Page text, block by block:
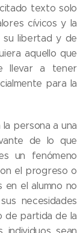
texto solo
cívicos y la
su libertad y de
aquello que
llevar a tener
para la
persona a una
de lo que
un fenómeno
el progreso o
en el alumno no
necesidades
de partida de la